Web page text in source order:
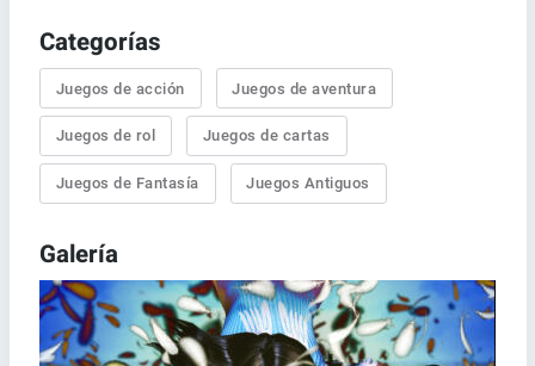
Categorías
Juegos de acción Juegos de aventura
Juegos de rol Juegos de cartas
Juegos de Fantasía Juegos Antiguos
Galería